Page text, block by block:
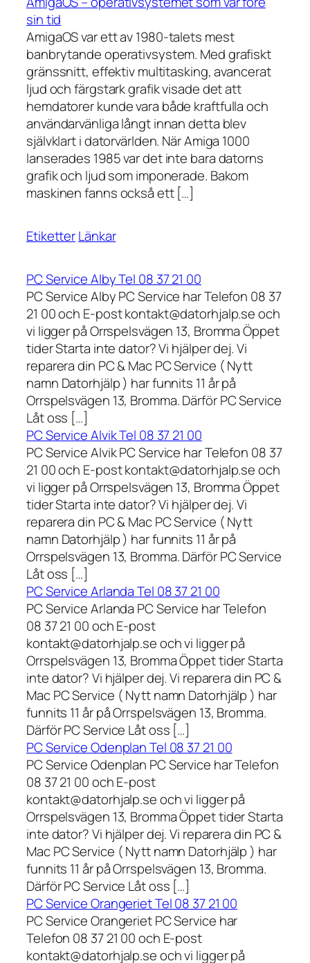
sin tid
AmigaOS var ett av 1980-talets mest
banbrytande operativsystem. Med grafiskt
gränssnitt, effektiv multitasking, avancerat
ljud och färgstark grafik visade det att
hemdatorer kunde vara både kraftfulla och
användarvänliga långt innan detta blev
självklart i datorvärlden. När Amiga 1000
lanserades 1985 var det inte bara datorns
grafik och ljud som imponerade. Bakom
maskinen fanns också ett […]
EtiketterLänkar
PC Service Alby Tel 08 37 21 00
PC Service Alby PC Service har Telefon 08 37
21 00 och E-post kontakt@datorhjalp.se och
vi ligger på Orrspelsvägen 13, Bromma Öppet
tider Starta inte dator? Vi hjälper dej. Vi
reparera din PC & Mac PC Service ( Nytt
namn Datorhjälp ) har funnits 11 år på
Orrspelsvägen 13, Bromma. Därför PC Service
Låt oss […]
PC Service Alvik Tel 08 37 21 00
PC Service Alvik PC Service har Telefon 08 37
21 00 och E-post kontakt@datorhjalp.se och
vi ligger på Orrspelsvägen 13, Bromma Öppet
tider Starta inte dator? Vi hjälper dej. Vi
reparera din PC & Mac PC Service ( Nytt
namn Datorhjälp ) har funnits 11 år på
Orrspelsvägen 13, Bromma. Därför PC Service
Låt oss […]
PC Service Arlanda Tel 08 37 21 00
PC Service Arlanda PC Service har Telefon
08 37 21 00 och E-post
kontakt@datorhjalp.se och vi ligger på
Orrspelsvägen 13, Bromma Öppet tider Starta
inte dator? Vi hjälper dej. Vi reparera din PC &
Mac PC Service ( Nytt namn Datorhjälp ) har
funnits 11 år på Orrspelsvägen 13, Bromma.
Därför PC Service Låt oss […]
PC Service Odenplan Tel 08 37 21 00
PC Service Odenplan PC Service har Telefon
08 37 21 00 och E-post
kontakt@datorhjalp.se och vi ligger på
Orrspelsvägen 13, Bromma Öppet tider Starta
inte dator? Vi hjälper dej. Vi reparera din PC &
Mac PC Service ( Nytt namn Datorhjälp ) har
funnits 11 år på Orrspelsvägen 13, Bromma.
Därför PC Service Låt oss […]
PC Service Orangeriet Tel 08 37 21 00
PC Service Orangeriet PC Service har
Telefon 08 37 21 00 och E-post
kontakt@datorhjalp.se och vi ligger på